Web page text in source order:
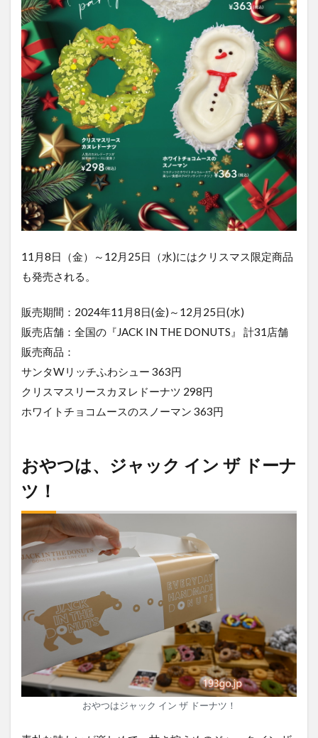
11月8日（金）～12月25日（水)にはクリスマス限定商品
も発売される。
販売期間：2024年11月8日(金)～12月25日(水)
販売店舗：全国の『JACK IN THE DONUTS』 計31店舗
販売商品：
サンタWリッチふわシュー 363円
クリスマスリースカヌレドーナツ 298円
ホワイトチョコムースのスノーマン 363円
おやつは、ジャック イン ザ ドーナ
ツ！
おやつはジャック イン ザ ドーナツ！